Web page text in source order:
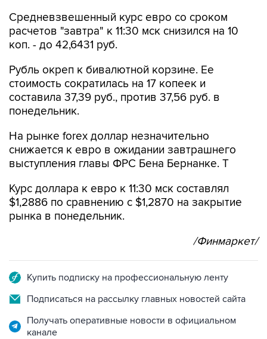
Средневзвешенный курс евро со сроком
расчетов "завтра" к 11:30 мск снизился на 10
коп. - до 42,6431 руб.
Рубль окреп к бивалютной корзине. Ее
стоимость сократилась на 17 копеек и
составила 37,39 руб., против 37,56 руб. в
понедельник.
На рынке forex доллар незначительно
снижается к евро в ожидании завтрашнего
выступления главы ФРС Бена Бернанке. Т
Курс доллара к евро к 11:30 мск составлял
$1,2886 по сравнению с $1,2870 на закрытие
рынка в понедельник.
/Финмаркет/
Купить подписку на профессиональную ленту
Подписаться на рассылку главных новостей сайта
Получать оперативные новости в официальном
канале